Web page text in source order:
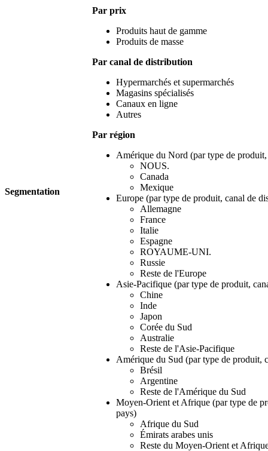
Segmentation
Par prix
Produits haut de gamme
Produits de masse
Par canal de distribution
Hypermarchés et supermarchés
Magasins spécialisés
Canaux en ligne
Autres
Par région
Amérique du Nord (par type de
NOUS.
Canada
Mexique
Europe (par type de produit, canal de
Allemagne
France
Italie
Espagne
ROYAUME-UNI.
Russie
Reste de l'Europe
Asie-Pacifique (par type de produit,
Chine
Inde
Japon
Corée du Sud
Australie
Reste de l'Asie-Pacifique
Amérique du Sud (par type de produit,
Brésil
Argentine
Reste de l'Amérique du Sud
Moyen-Orient et Afrique (par type de
pays)
Afrique du Sud
Émirats arabes unis
Reste du Moyen-Orient et